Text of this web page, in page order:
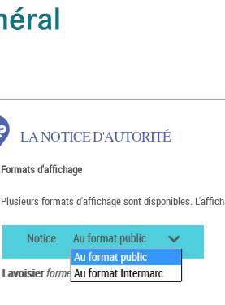
LA NOTICE D'AUTORITÉ
Formats d'affichage
Plusieurs formats d'affichage sont disponibles.